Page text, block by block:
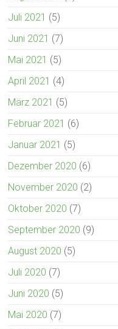
Juli 2021 (5)
Juni 2021 (7)
Mai 2021 (5)
April 2021 (4)
März 2021 (5)
Februar 2021 (6)
Januar 2021 (5)
Dezember 2020 (6)
November 2020 (2)
Oktober 2020 (7)
September 2020 (9)
August 2020 (5)
Juli 2020 (7)
Juni 2020 (5)
Mai 2020 (7)